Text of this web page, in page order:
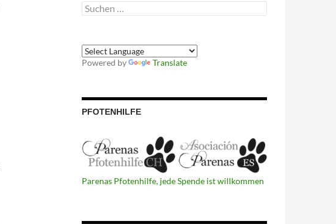
Suchen
nach:
Powered by Translate
PFOTENHILFE
Parenas Pfotenhilfe, jede Spende ist willkommen